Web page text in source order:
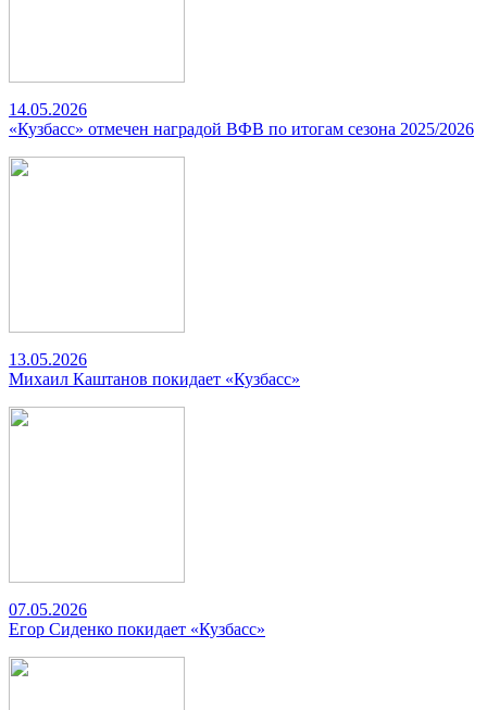
14.05.2026
«Кузбасс» отмечен наградой ВФВ по итогам сезона 2025/2026
13.05.2026
Михаил Каштанов покидает «Кузбасс»
07.05.2026
Егор Сиденко покидает «Кузбасс»